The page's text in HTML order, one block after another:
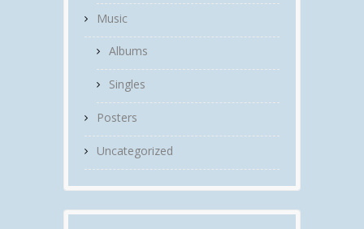
Music
Albums
Singles
Posters
Uncategorized